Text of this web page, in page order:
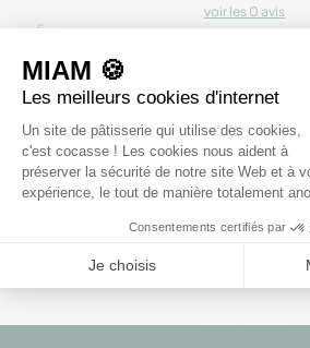
voir les 0 avis
5
3
1
Rédiger un avis